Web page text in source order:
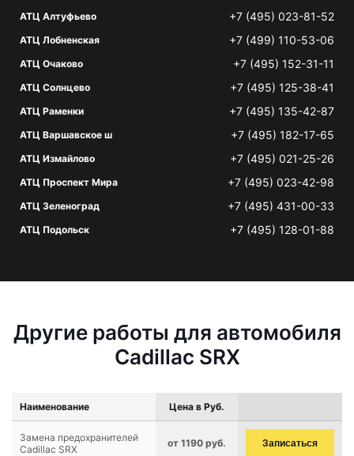
АТЦ Алтуфьево +7 (495) 023-81-52
АТЦ Лобненская +7 (499) 110-53-06
АТЦ Очаково +7 (495) 152-31-11
АТЦ Солнцево +7 (495) 125-38-41
АТЦ Раменки +7 (495) 135-42-87
АТЦ Варшавское ш +7 (495) 182-17-65
АТЦ Измайлово +7 (495) 021-25-26
АТЦ Проспект Мира +7 (495) 023-42-98
АТЦ Зеленоград +7 (495) 431-00-33
АТЦ Подольск +7 (495) 128-01-88
Другие работы для автомобиля
Cadillac SRX
Наименование Цена в Руб.
Замена предохранителей
Cadillac SRX
от 1190 руб. Записаться